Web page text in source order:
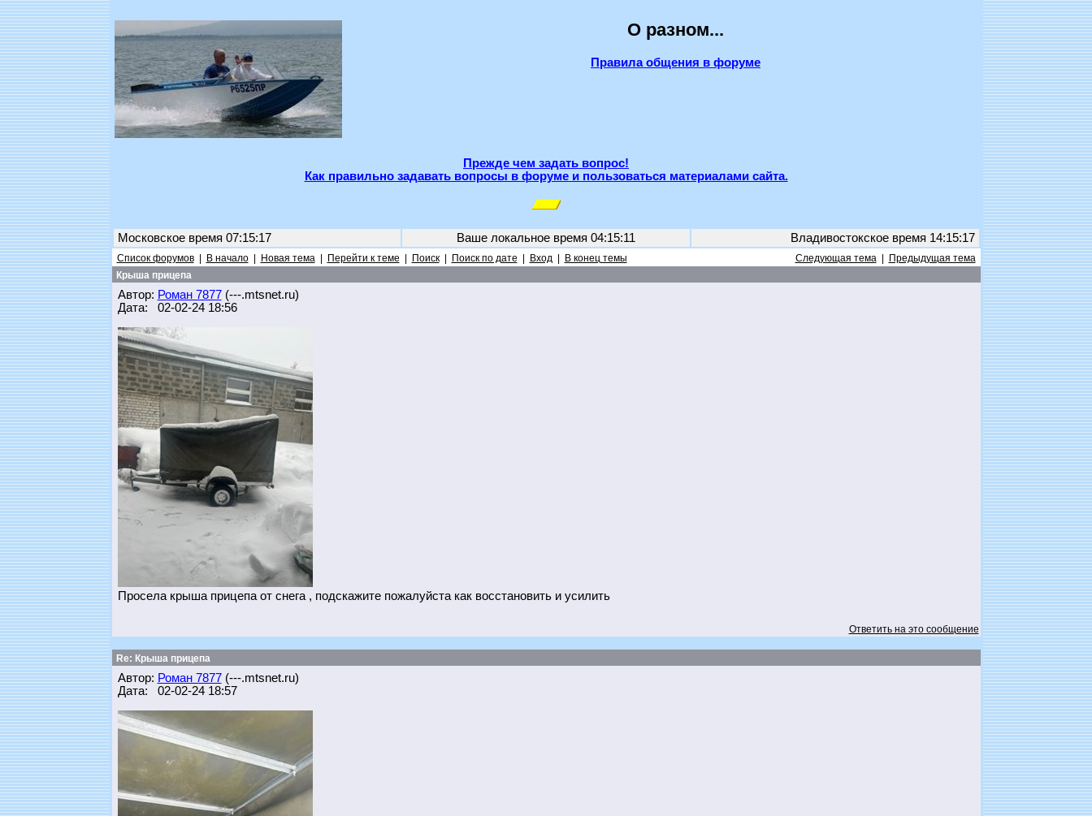
О разном...
Правила общения в форуме
Прежде чем задать вопрос!
Как правильно задавать вопросы в форуме и пользоваться материалами сайта.
Московское время 07:15:17 Ваше локальное время 04:15:11 Владивостокское время 14:15:17
Список форумов| В начало| Новая тема| Перейти к теме Поиск| Поиск по дате Вход| В конец темы Следующая тема|
Предыдущая тема
Крыша прицепа
Автор: Роман 7877(---.mtsnet.ru)
Дата: 02-02-24 18:56
Просела крыша прицепа от снега , подскажите пожалуйста как восстановить и усилить
Ответить на это сообщение
Re: Крыша прицепа
Автор: Роман 7877(---.mtsnet.ru)
Дата: 02-02-24 18:57